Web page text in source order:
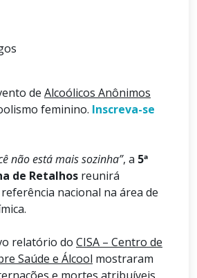
de Alcoólicos Anônimos
feminino. Inscreva-se
não está mais sozinha”, a 5ª
de Retalhos reunirá
nacional na área de
relatório do CISA – Centro de
Saúde e Álcool mostraram